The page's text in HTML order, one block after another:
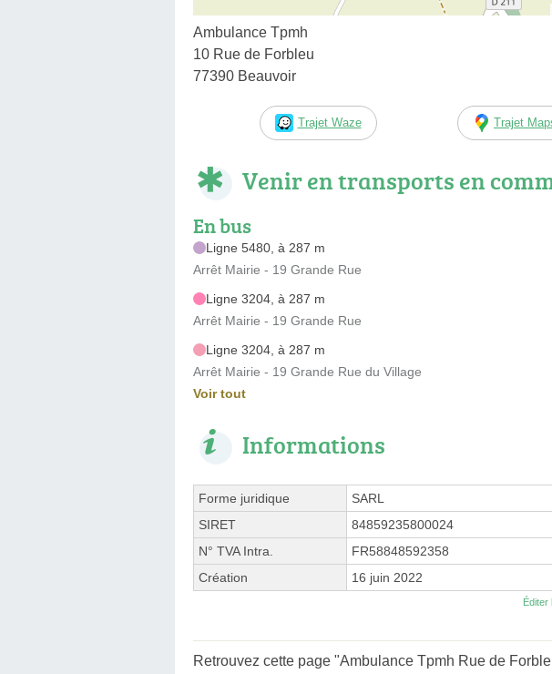
Ambulance Tpmh
10 Rue de Forbleu
77390 Beauvoir
Trajet Waze Trajet
Venir en transports en
En bus
Ligne 5480, à 287 m
Arrêt Mairie - 19 Grande Rue
Ligne 3204, à 287 m
Arrêt Mairie - 19 Grande Rue
Ligne 3204, à 287 m
Arrêt Mairie - 19 Grande Rue du Village
Voir tout
Informations
Forme juridique
SARL
SIRET
84859235800024
N° TVA Intra.
FR58848592358
Création
16 juin 2022
Éditer
Retrouvez cette page "Ambulance Tpmh Rue de